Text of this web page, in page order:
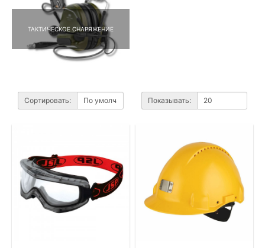
ТАКТИЧЕСКОЕ СНАРЯЖЕНИЕ
Сортировать: Показывать: